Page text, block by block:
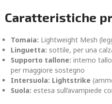
Caratteristiche
Tomaia: Lightweight Mesh
Linguetta: sottile, per una
Supporto tallone: interno
per maggiore sostegno
Intersuola: Lightstrike
Suola: estesa sull’avampiede